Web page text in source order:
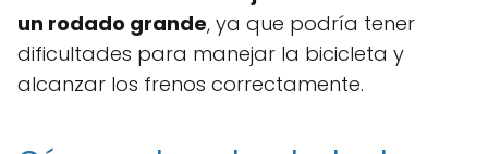
un rodado grande, ya que podría tener
dificultades para manejar la bicicleta y
alcanzar los frenos correctamente.